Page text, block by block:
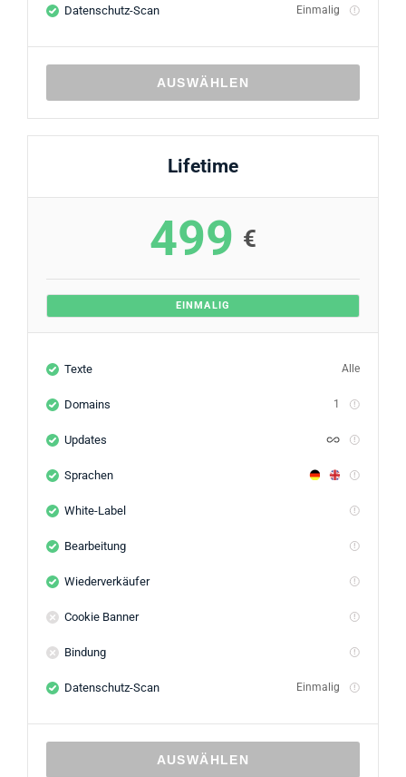
Datenschutz-Scan Einmalig
AUSWÄHLEN
Lifetime
499 €
EINMALIG
Texte Alle
Domains 1
Updates
Sprachen
White-Label
Bearbeitung
Wiederverkäufer
Cookie Banner
Bindung
Datenschutz-Scan Einmalig
AUSWÄHLEN